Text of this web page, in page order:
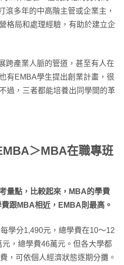
滾多年的中高階主管或企業主，
格局和處理經驗，有助於建立企
跨產業人脈的管道，甚至有人在
有EMBA學生提出創業計畫，很
過，三者都能培養出同學間的革
＞MBA在職專班
量點，比較起來，MBA的學費
跟MBA相近，EMBA則最高。
學分1,490元，總學費在10～12
，總學費46萬元。但各大學都
，可依個人經濟狀態逐期分攤。